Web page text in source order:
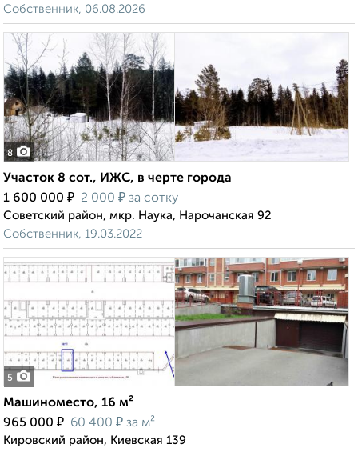
Собственник, 06.08.2026
8
Участок 8 сот., ИЖС, в черте города
1 600 000 ₽ 2 000 ₽ за сотку
Советский район, мкр. Наука, Нарочанская 92
Собственник, 19.03.2022
5
Машиноместо, 16 м²
965 000 ₽ 60 400 ₽ за м²
Кировский район, Киевская 139